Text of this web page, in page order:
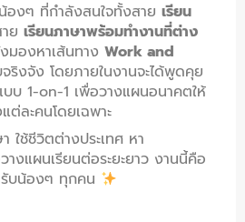
องๆ ที่กำลังสนใจทั้งสาย เรียน
ย เรียนภาษาพร้อมทำงานที่ต่าง
มองหาเส้นทาง Work and
ริงจัง โดยภายในงานจะได้พูดคุย
1-on-1 เพื่อวางแผนอนาคตให้
ต่ละคนโดยเฉพาะ
ใช้ชีวิตต่างประเทศ หา
งแผนเรียนต่อระยะยาว งานนี้คือ
บน้องๆ ทุกคน